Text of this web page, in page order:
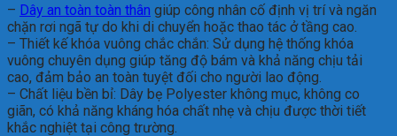
– Dây an toàn toàn thân giúp công nhân cố định vị trí và ngăn
chặn rơi ngã tự do khi di chuyển hoặc thao tác ở tầng cao.
– Thiết kế khóa vuông chắc chắn: Sử dụng hệ thống khóa
vuông chuyên dụng giúp tăng độ bám và khả năng chịu tải
cao, đảm bảo an toàn tuyệt đối cho người lao động.
– Chất liệu bền bỉ: Dây bẹ Polyester không mục, không co
giãn, có khả năng kháng hóa chất nhẹ và chịu được thời tiết
khắc nghiệt tại công trường.